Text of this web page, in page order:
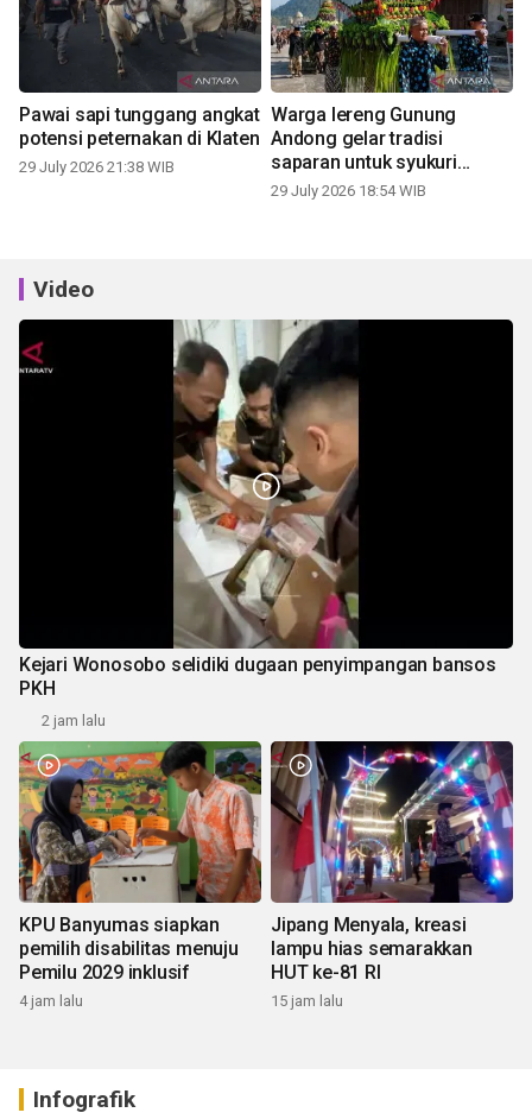
Pawai sapi tunggang angkat
potensi peternakan di Klaten
29 July 2026 21:38 WIB
Warga lereng Gunung
Andong gelar tradisi
saparan untuk syukuri
panen
29 July 2026 18:54 WIB
Video
Kejari Wonosobo selidiki dugaan penyimpangan bansos
PKH
2 jam lalu
KPU Banyumas siapkan
pemilih disabilitas menuju
Pemilu 2029 inklusif
4 jam lalu
Jipang Menyala, kreasi
lampu hias semarakkan
HUT ke-81 RI
15 jam lalu
Infografik